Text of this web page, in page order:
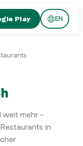
Play EN
weit mehr –
in